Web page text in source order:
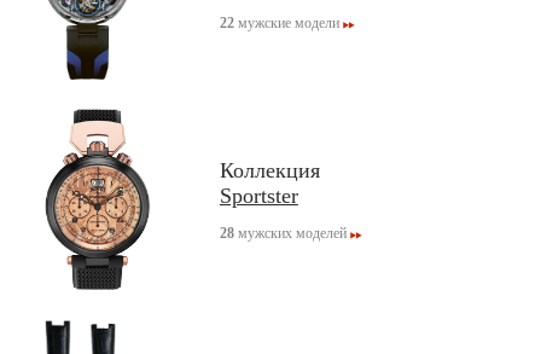
22мужские модели
Коллекция
Sportster
28мужских моделей